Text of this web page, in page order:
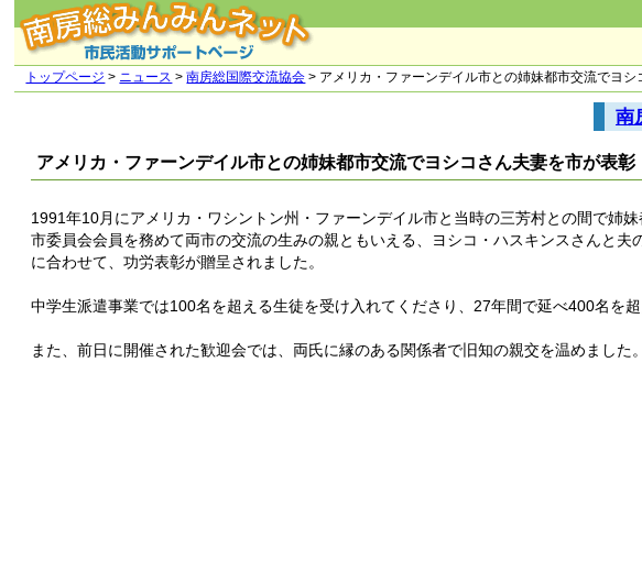
トップページ > ニュース >南房総国際交流協会 > アメリカ・ファーンデイル市との姉妹都市交流でヨシ
南
アメリカ・ファーンデイル市との姉妹都市交流でヨシコさん夫妻を市が表彰
1991年10月にアメリカ・ワシントン州・ファーンデイル市と当時の三芳村との間で姉
市委員会会員を務めて両市の交流の生みの親ともいえる、ヨシコ・ハスキンスさんと
に合わせて、功労表彰が贈呈されました。
中学生派遣事業では100名を超える生徒を受け入れてくださり、27年間で延べ400名を
また、前日に開催された歓迎会では、両氏に縁のある関係者で旧知の親交を温めました。